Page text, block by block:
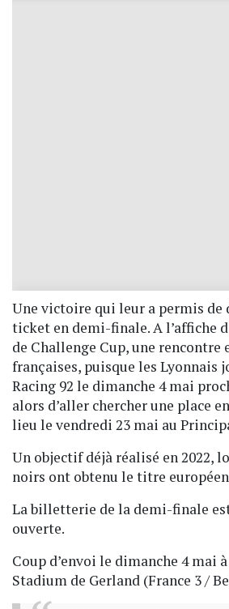
Une victoire qui leur a permis de
ticket en demi-finale. A l’affiche
de Challenge Cup, une rencontre
françaises, puisque les Lyonnais
Racing 92 le dimanche 4 mai
alors d’aller chercher une place
lieu le vendredi 23 mai au
Un objectif déjà réalisé en 2022,
noirs ont obtenu le titre
La billetterie de la demi-finale
ouverte.
Coup d’envoi le dimanche 4 mai
Stadium de Gerland (France 3 /